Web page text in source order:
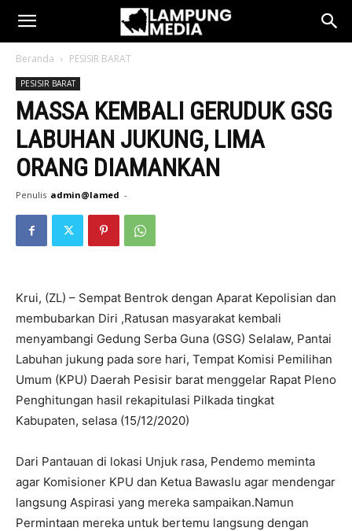
Beranda PESISIR BARAT
PESISIR BARAT
MASSA KEMBALI GERUDUK GSG
LABUHAN JUKUNG, LIMA
ORANG DIAMANKAN
Penulis admin@lamed -
Krui, (ZL) – Sempat Bentrok dengan Aparat Kepolisian dan
membubarkan Diri ,Ratusan masyarakat kembali
menyambangi Gedung Serba Guna (GSG) Selalaw, Pantai
Labuhan jukung pada sore hari, Tempat Komisi Pemilihan
Umum (KPU) Daerah Pesisir barat menggelar Rapat Pleno
Penghitungan hasil rekapitulasi Pilkada tingkat
Kabupaten, selasa (15/12/2020)
Dari Pantauan di lokasi Unjuk rasa, Pendemo meminta
agar Komisioner KPU dan Ketua Bawaslu agar mendengar
langsung Aspirasi yang mereka sampaikan.Namun
Permintaan mereka untuk bertemu langsung dengan